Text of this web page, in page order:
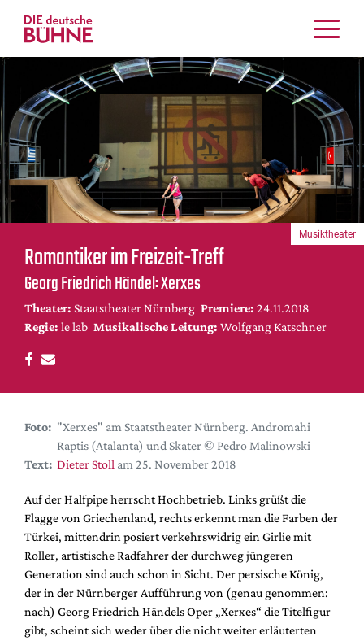
Kritiken
Schauspiel
Musiktheater
Crossover
Bühnenwelt
Festivals & Veranstaltungen
Menschen & Theater
Themen
Internationales
Nachrufe
DdB-map
Premierensuche
Festival-Planer
Alle Hefte
Leseproben
Podcast
Service
Shop / Abo
Romantiker im Freizeit-Treff
Georg Friedrich Händel: Xerxes
Theater: Staatstheater Nürnberg Premiere: 24.11.2018
Regie: le lab Musikalische Leitung: Wolfgang Katschner
Musiktheater
Foto: "Xerxes" am Staatstheater Nürnberg. Andromahi
Raptis (Atalanta) und Skater © Pedro Malinowski
Text: Dieter Stoll am 25. November 2018
Auf der Halfpipe herrscht Hochbetrieb. Links grüßt die
Flagge von Griechenland, rechts erkennt man die Farben der
Türkei, mittendrin posiert verkehrswidrig ein Girlie mit
Roller, artistische Radfahrer der durchweg jüngeren
Generation sind auch schon in Sicht. Der persische König,
der in der Nürnberger Aufführung von (genau genommen:
nach) Georg Friedrich Händels Oper „Xerxes“ die Titelfigur
gibt, scheint sich weder über die nicht weiter erläuterten